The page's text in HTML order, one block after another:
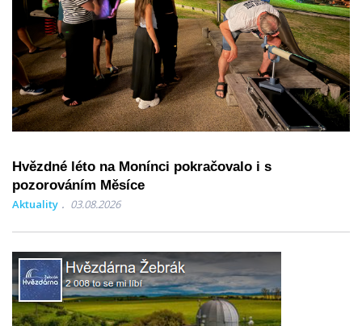
Hvězdné léto na Monínci pokračovalo i s
pozorováním Měsíce
Aktuality 03.08.2026